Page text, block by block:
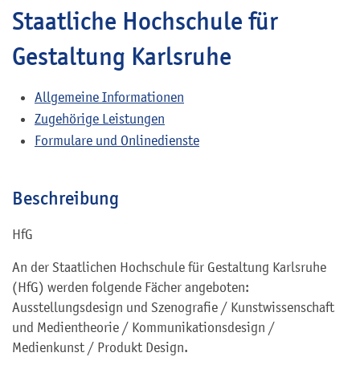
Staatliche Hochschule für
Gestaltung Karlsruhe
Allgemeine Informationen
Zugehörige Leistungen
Formulare und Onlinedienste
Beschreibung
HfG
An der Staatlichen Hochschule für Gestaltung Karlsruhe
(HfG) werden folgende Fächer angeboten:
Ausstellungsdesign und Szenografie / Kunstwissenschaft
und Medientheorie / Kommunikationsdesign /
Medienkunst / Produkt Design.